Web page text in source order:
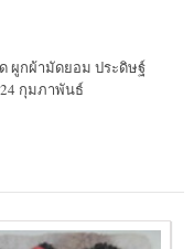
ผูกผ้ามัดยอม ประดิษฐ์
กุมภาพันธ์